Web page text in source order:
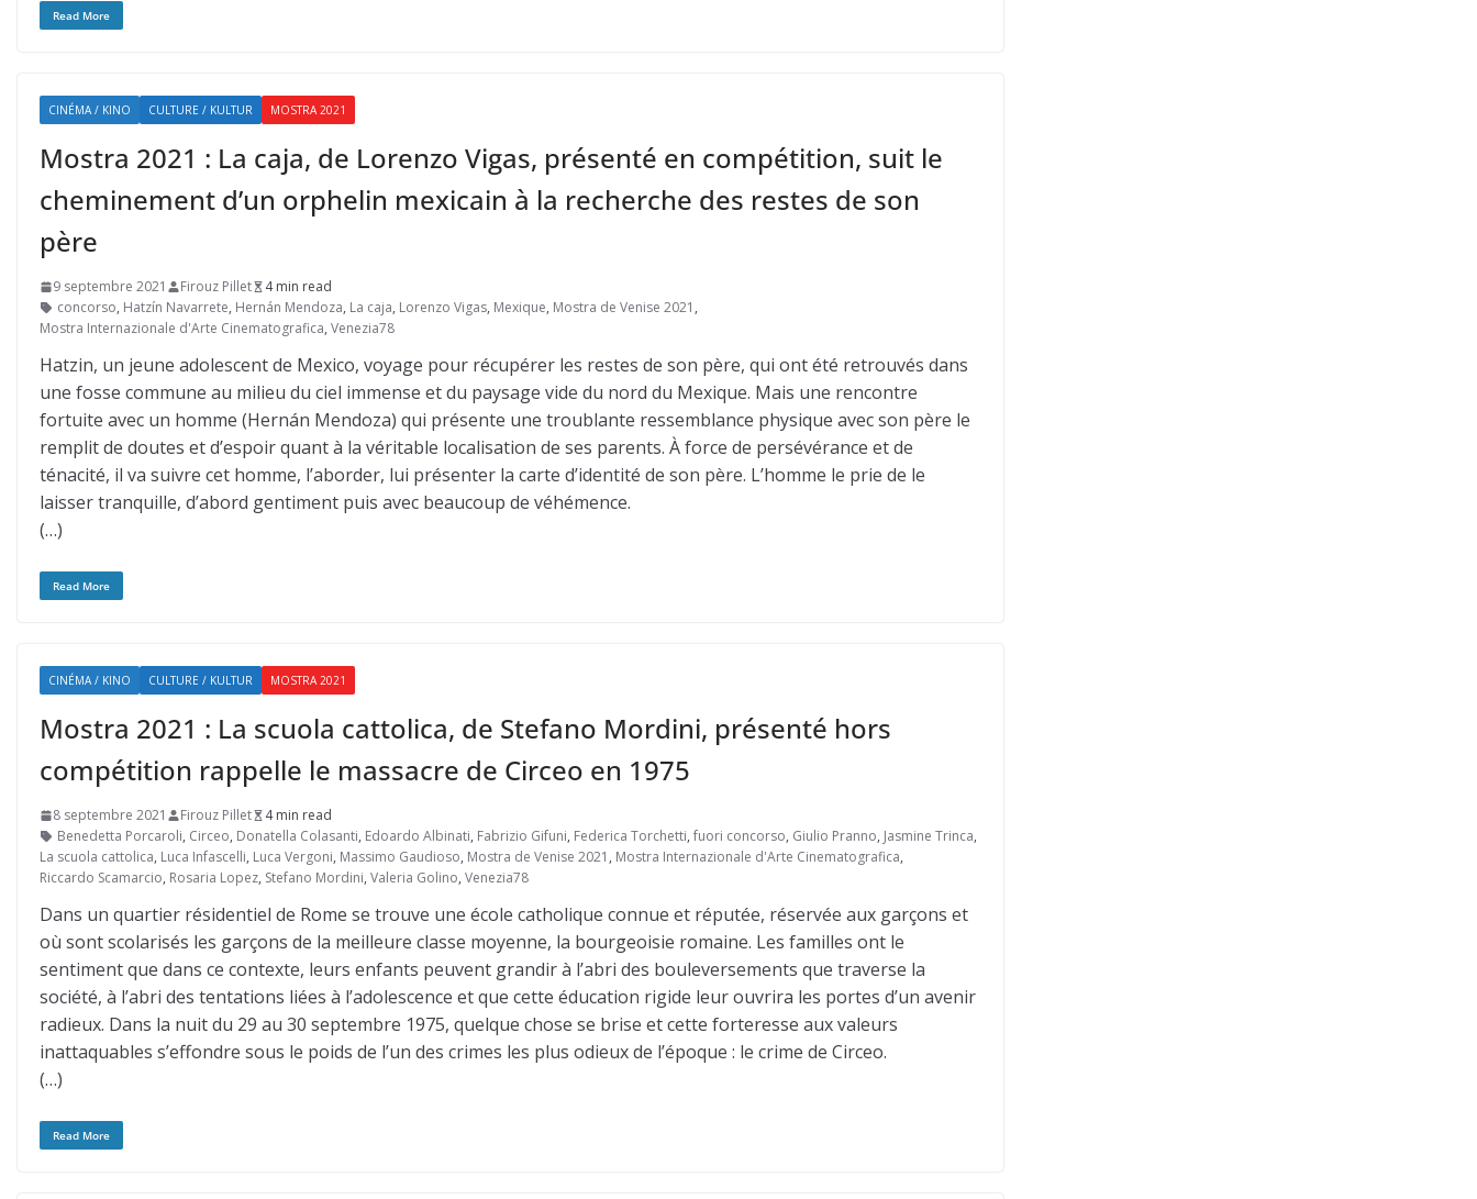
Read More
CINÉMA / KINO CULTURE / KULTUR MOSTRA 2021
Mostra 2021 : La caja, de Lorenzo Vigas, présenté en compétition, suit le
cheminement d’un orphelin mexicain à la recherche des restes de son
père
9 septembre 2021 Firouz Pillet
4 min read
concorso, Hatzín Navarrete, Hernán Mendoza, La caja, Lorenzo Vigas, Mexique, Mostra de Venise 2021 ,
Mostra Internazionale d'Arte Cinematografica, Venezia78
Hatzin, un jeune adolescent de Mexico, voyage pour récupérer les restes de son père, qui ont été retrouvés dans
une fosse commune au milieu du ciel immense et du paysage vide du nord du Mexique. Mais une rencontre
fortuite avec un homme (Hernán Mendoza) qui présente une troublante ressemblance physique avec son père le
remplit de doutes et d’espoir quant à la véritable localisation de ses parents. À force de persévérance et de
ténacité, il va suivre cet homme, l’aborder, lui présenter la carte d’identité de son père. L’homme le prie de le
laisser tranquille, d’abord gentiment puis avec beaucoup de véhémence.
(…)
Read More
CINÉMA / KINO CULTURE / KULTUR MOSTRA 2021
Mostra 2021 : La scuola cattolica, de Stefano Mordini, présenté hors
compétition rappelle le massacre de Circeo en 1975
8 septembre 2021 Firouz Pillet
4 min read
Benedetta Porcaroli, Circeo, Donatella Colasanti, Edoardo Albinati, Fabrizio Gifuni, Federica Torchetti, fuori concorso, Giulio Pranno, Jasmine Trinca,
La scuola cattolica, Luca Infascelli, Luca Vergoni, Massimo Gaudioso, Mostra de Venise 2021 , Mostra Internazionale d'Arte Cinematografica,
Riccardo Scamarcio, Rosaria Lopez, Stefano Mordini, Valeria Golino, Venezia78
Dans un quartier résidentiel de Rome se trouve une école catholique connue et réputée, réservée aux garçons et
où sont scolarisés les garçons de la meilleure classe moyenne, la bourgeoisie romaine. Les familles ont le
sentiment que dans ce contexte, leurs enfants peuvent grandir à l’abri des bouleversements que traverse la
société, à l’abri des tentations liées à l’adolescence et que cette éducation rigide leur ouvrira les portes d’un avenir
radieux. Dans la nuit du 29 au 30 septembre 1975, quelque chose se brise et cette forteresse aux valeurs
inattaquables s’effondre sous le poids de l’un des crimes les plus odieux de l’époque : le crime de Circeo.
(…)
Read More